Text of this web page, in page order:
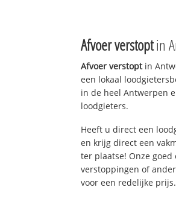
Afvoer verstoptin
Afvoer verstoptin
een lokaal
in de heel Antwerpen
loodgieters.
Heeft u direct een
en krijg direct een
ter plaatse! Onze
verstoppingen of
voor een redelijke prijs.